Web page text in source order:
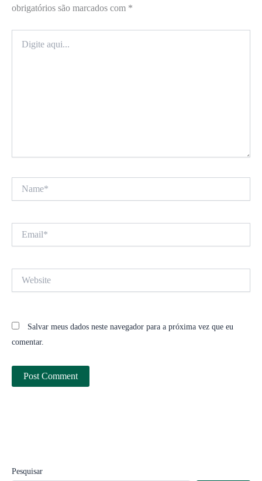
obrigatórios são marcados com *
aqui...
Salvar meus dados neste navegador para a próxima vez que eu
comentar.
Pesquisar